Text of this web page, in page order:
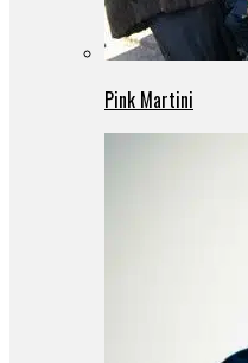
Pink Martini